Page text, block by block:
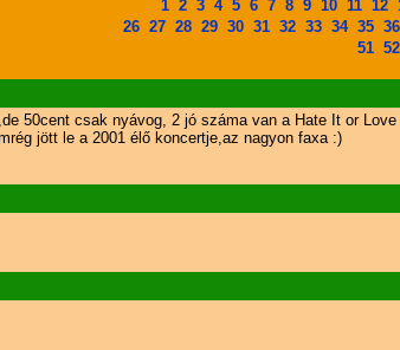
1 2 3 4 5 6 7 8 9 10 11 12
26 27 28 29 30 31 32 33 34 35 36
51 52
50cent csak nyávog, 2 jó száma van a Hate It or
jött le a 2001 élő koncertje,az nagyon faxa :)